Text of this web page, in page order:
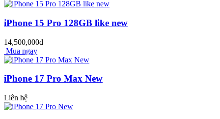
iPhone 15 Pro 128GB like new
14,500,000đ
Mua ngay
iPhone 17 Pro Max New
Liên hệ